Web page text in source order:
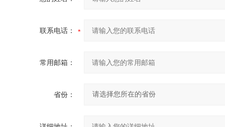
联系电话：
常用邮箱：
省份：